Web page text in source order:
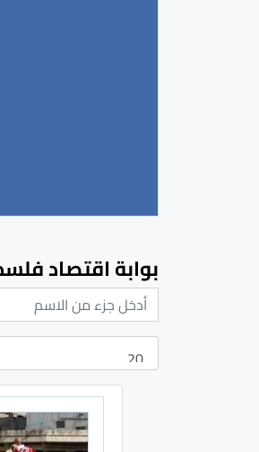
بوابة اقتصاد